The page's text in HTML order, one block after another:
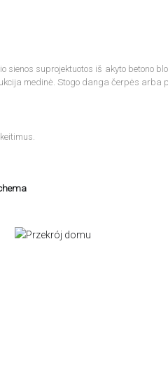
sienos suprojektuotos iš akyto
medinė. Stogo danga čerpės arba